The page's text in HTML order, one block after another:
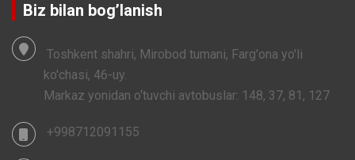
Biz bilan bog’lanish
Toshkent shahri, Mirobod tumani, Farg'ona yo'li
ko'chasi, 46-uy.
Markaz yonidan o‘tuvchi avtobuslar: 148, 37, 81, 127
+998712091155